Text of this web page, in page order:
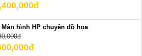
Màn hình HP chuyên đồ họa